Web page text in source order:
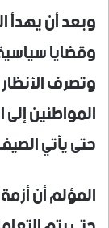
وبعد أن يهدأ
وقضايا
وتصرف
المواطنين
حتى يأتي
المؤلم أن